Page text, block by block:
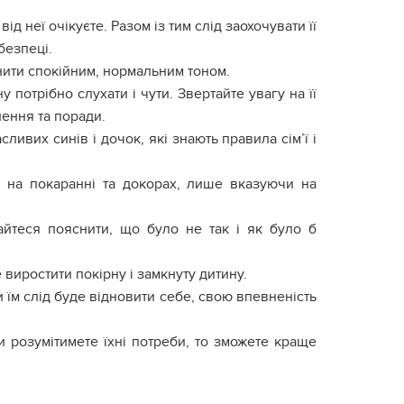
неї очікуєте. Разом із тим слід заохочувати її
спокійним, нормальним тоном.
слухати і чути. Звертайте увагу на її
та поради.
синів і дочок, які знають правила сім’ї і
покаранні та докорах, лише вказуючи на
пояснити, що було не так і як було б
покірну і замкнуту дитину.
слід буде відновити себе, свою впевненість
їхні потреби, то зможете краще